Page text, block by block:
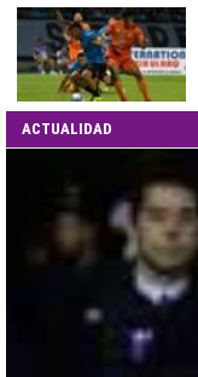
ACTUALIDAD